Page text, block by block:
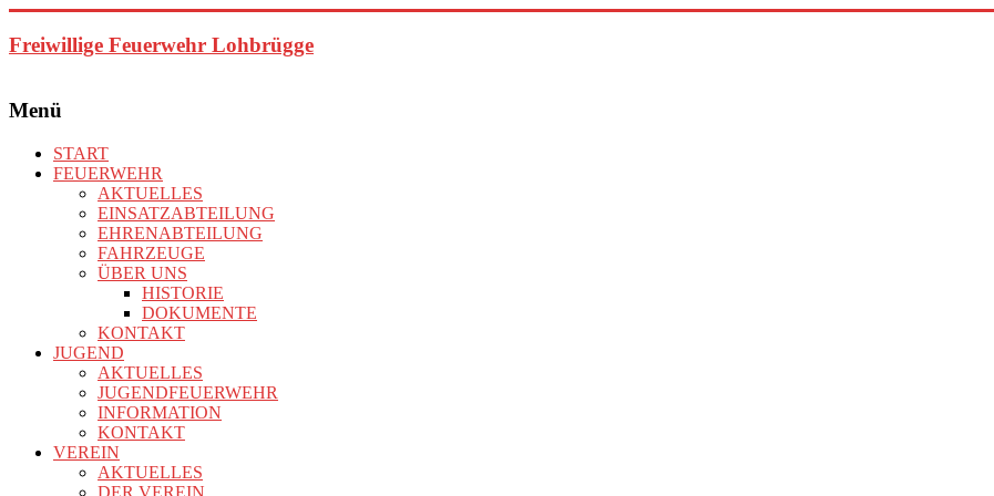
Inhalt
springen
Freiwillige Feuerwehr Lohbrügge
Menü
START
FEUERWEHR
AKTUELLES
EINSATZABTEILUNG
EHRENABTEILUNG
FAHRZEUGE
ÜBER UNS
HISTORIE
DOKUMENTE
KONTAKT
JUGEND
AKTUELLES
JUGENDFEUERWEHR
INFORMATION
KONTAKT
VEREIN
AKTUELLES
DER VEREIN